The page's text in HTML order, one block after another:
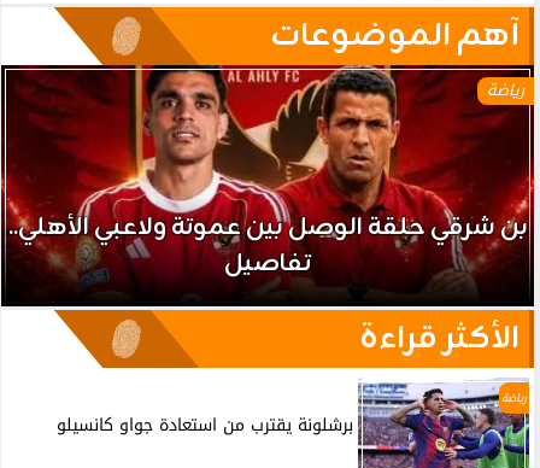
آهم الموضوعات
رياضة
بن شرقي حلقة الوصل بين عموتة ولاعبي الأهلي..
تفاصيل
الأكثر قراءة
رياضة
برشلونة يقترب من استعادة جواو كانسيلو